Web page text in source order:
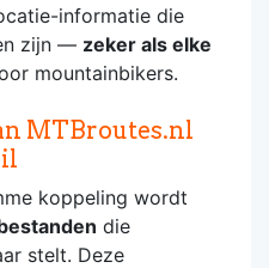
informatie die
zijn — zeker als elke
mountainbikers.
MTBroutes.nl
koppeling wordt
die
stelt. Deze